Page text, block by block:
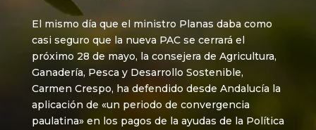
El mismo día que el ministro Planas daba como
casi seguro que la nueva PAC se cerrará el
próximo 28 de mayo, la consejera de Agricultura,
Ganadería, Pesca y Desarrollo Sostenible,
Carmen Crespo, ha defendido desde Andalucía la
aplicación de «un periodo de convergencia
paulatina» en los pagos de la ayudas de la Política